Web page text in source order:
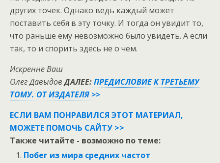
других точек. Однако ведь каждый может
поставить себя в эту точку. И тогда он увидит то,
что раньше ему невозможно было увидеть. А если
так, то и спорить здесь не о чем.
Искренне Ваш
Олег Давыдов ДАЛЕЕ:ПРЕДИСЛОВИЕ К ТРЕТЬЕМУ
ТОМУ. ОТ ИЗДАТЕЛЯ >>
ЕСЛИ ВАМ ПОНРАВИЛСЯ ЭТОТ МАТЕРИАЛ,
МОЖЕТЕ ПОМОЧЬ САЙТУ >>
Также читайте - возможно по теме:
Побег из мира средних частот